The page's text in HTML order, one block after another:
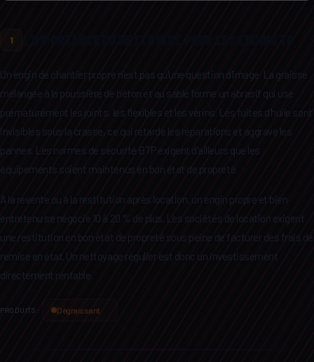
1
Un engin de chantier propre n'est pas qu'une question d'image. La graisse
mélangée à la poussière de béton et au sable forme un abrasif qui use
prématurément les joints, les flexibles et les vérins. Les fuites d'huile sont
invisibles sous la crasse, ce qui retarde les réparations et aggrave les
pannes. Les normes de sécurité BTP exigent d'ailleurs que les
équipements soient maintenus en bon état de propreté.
À la revente ou à la restitution après location, un engin propre et bien
entretenu se négocie 10 à 20 % de plus. Les sociétés de location exigent
une restitution en bon état de propreté sous peine de facturer des frais de
remise en état. Un nettoyage régulier est donc un investissement
directement rentable.
PRODUITS : Dégraissant